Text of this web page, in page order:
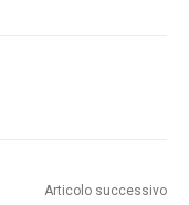
Articolo successivo